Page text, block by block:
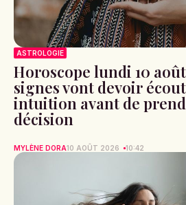
ASTROLOGIE
Horoscope lundi 10 août
signes vont devoir
intuition avant de
décision
MYLÈNE DORA10 AOÛT 2026 10:42